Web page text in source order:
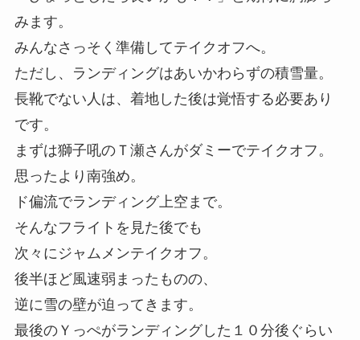
みます。
みんなさっそく準備してテイクオフへ。
ただし、ランディングはあいかわらずの積雪量。
長靴でない人は、着地した後は覚悟する必要あり
です。
まずは獅子吼のＴ瀬さんがダミーでテイクオフ。
思ったより南強め。
ド偏流でランディング上空まで。
そんなフライトを見た後でも
次々にジャムメンテイクオフ。
後半ほど風速弱まったものの、
逆に雪の壁が迫ってきます。
最後のＹっぺがランディングした１０分後ぐらい